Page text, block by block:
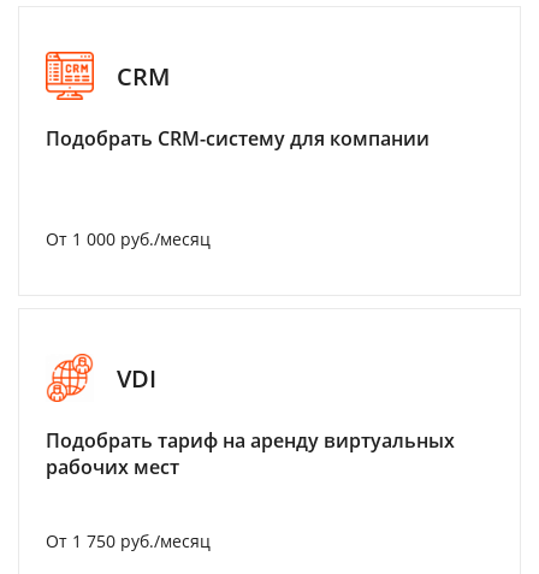
CRM
Подобрать CRM-систему для компании
От 1 000 руб./месяц
VDI
Подобрать тариф на аренду виртуальных
рабочих мест
От 1 750 руб./месяц